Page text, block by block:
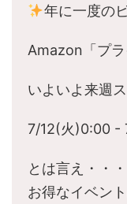
年に一度の
Amazon「プラ
いよいよ来週
7/12(火)0:00 -
とは言え・・・
お得なイベン